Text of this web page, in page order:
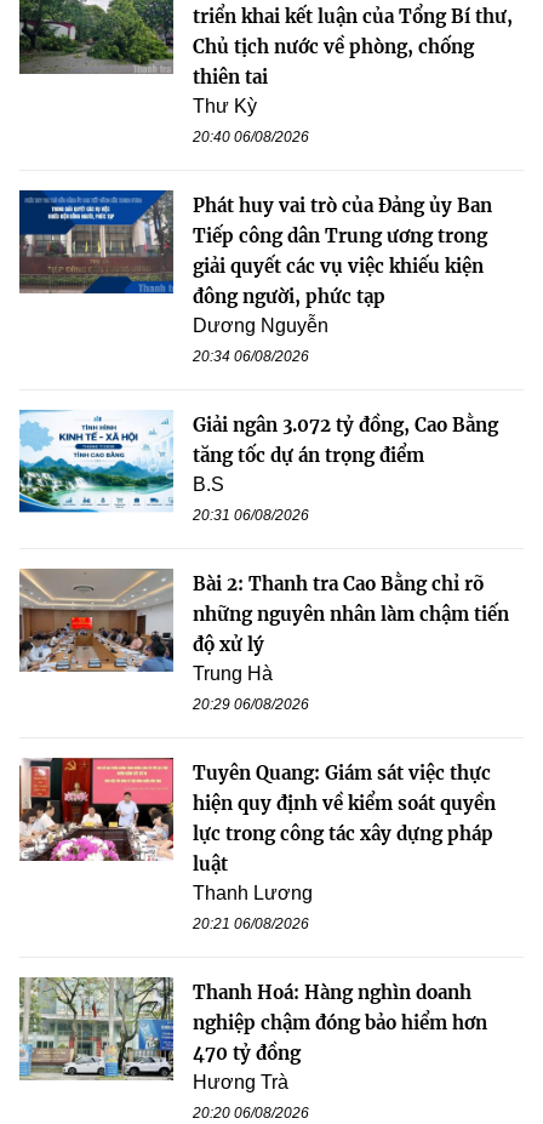
triển khai kết luận của Tổng Bí thư,
Chủ tịch nước về phòng, chống
thiên tai
Thư Kỳ
20:40 06/08/2026
Phát huy vai trò của Đảng ủy Ban
Tiếp công dân Trung ương trong
giải quyết các vụ việc khiếu kiện
đông người, phức tạp
Dương Nguyễn
20:34 06/08/2026
Giải ngân 3.072 tỷ đồng, Cao Bằng
tăng tốc dự án trọng điểm
B.S
20:31 06/08/2026
Bài 2: Thanh tra Cao Bằng chỉ rõ
những nguyên nhân làm chậm tiến
độ xử lý
Trung Hà
20:29 06/08/2026
Tuyên Quang: Giám sát việc thực
hiện quy định về kiểm soát quyền
lực trong công tác xây dựng pháp
luật
Thanh Lương
20:21 06/08/2026
Thanh Hoá: Hàng nghìn doanh
nghiệp chậm đóng bảo hiểm hơn
470 tỷ đồng
Hương Trà
20:20 06/08/2026